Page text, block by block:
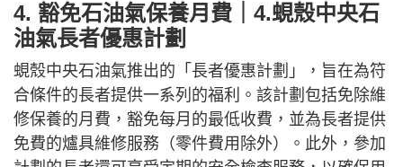
4. 豁免石油氣保養月費｜4.蜆殼中央石
油氣長者優惠計劃
蜆殼中央石油氣推出的「長者優惠計劃」，旨在為符
合條件的長者提供一系列的福利。該計劃包括免除維
修保養的月費，豁免每月的最低收費，並為長者提供
免費的爐具維修服務（零件費用除外）。此外，參加